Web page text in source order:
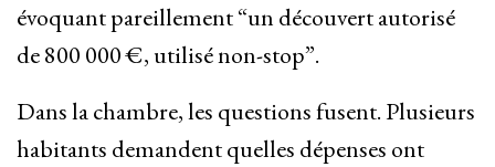
évoquant pareillement “un découvert autorisé
de 800 000 €, utilisé non-stop”.
Dans la chambre, les questions fusent. Plusieurs
habitants demandent quelles dépenses ont